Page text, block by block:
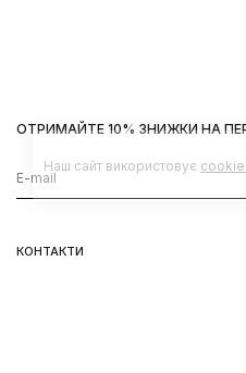
КОНТАКТИ
ОТРИМАЙТЕ 10% ЗНИЖКИ НА
Наш сайт використовує